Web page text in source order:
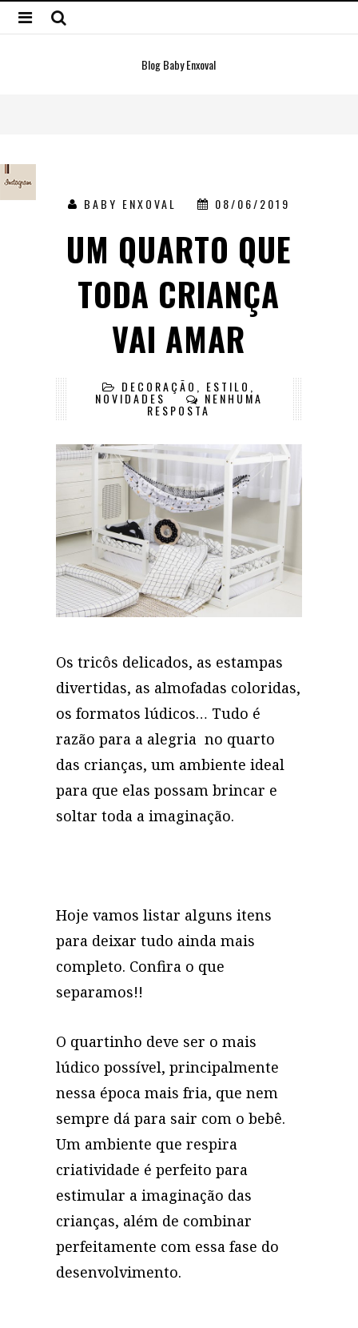
Blog Baby Enxoval
BABY ENXOVAL 08/06/2019
UM QUARTO QUE
TODA CRIANÇA
VAI AMAR
DECORAÇÃO ESTILO
NOVIDADES NENHUMA
RESPOSTA
Os tricôs delicados, as estampas
divertidas, as almofadas coloridas,
os formatos lúdicos… Tudo é
razão para a alegria no quarto
das crianças, um ambiente ideal
para que elas possam brincar e
soltar toda a imaginação.
Hoje vamos listar alguns itens
para deixar tudo ainda mais
completo. Confira o que
separamos!!
O quartinho deve ser o mais
lúdico possível, principalmente
nessa época mais fria, que nem
sempre dá para sair com o bebê.
Um ambiente que respira
criatividade é perfeito para
estimular a imaginação das
crianças, além de combinar
perfeitamente com essa fase do
desenvolvimento.